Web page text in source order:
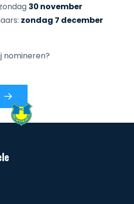
30 november
zondag 7 december
nomineren?